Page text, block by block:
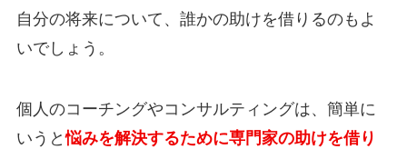
自分の将来について、誰かの助けを借りるのもよ
いでしょう。
個人のコーチングやコンサルティングは、簡単に
いうと悩みを解決するために専門家の助けを借り